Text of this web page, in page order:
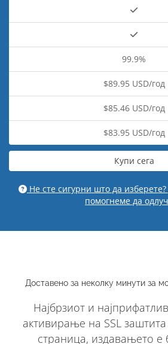
99.9%
$89.95 USD/год
$85.46 USD/год
$83.95 USD/год
Купи сега
Не сте сигурни што да
помогнеме да
Доставено за неколку минути за
Најбрзиот и
активирање на SSL
страница, издавањето е